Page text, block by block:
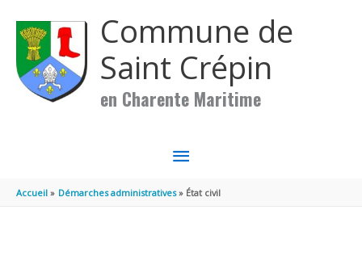
Commune de
Saint Crépin
en Charente Maritime
MENU
PRINCIPAL
Accueil Démarches administratives État civil